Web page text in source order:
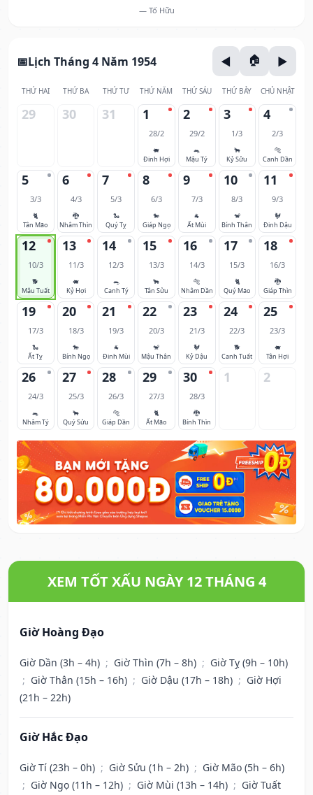
— Tố Hữu
Lịch Tháng 4 Năm 1954
THỨ HAI THỨ BA THỨ TƯ THỨ NĂM THỨ SÁU THỨ BẢY CHỦ NHẬT
29 30 31 1
28/2
🐖
Đinh Hợi
2
29/2
🐀
Mậu Tý
3
1/3
🐂
Kỷ Sửu
4
2/3
🐅
Canh Dần
5
3/3
🐈
Tân Mão
6
4/3
🐉
Nhâm Thìn
7
5/3
🐍
Quý Tỵ
8
6/3
🐎
Giáp Ngọ
9
7/3
🐐
Ất Mùi
10
8/3
🐒
Bính Thân
11
9/3
🐓
Đinh Dậu
12
10/3
🐕
Mậu Tuất
13
11/3
🐖
Kỷ Hợi
14
12/3
🐀
Canh Tý
15
13/3
🐂
Tân Sửu
16
14/3
🐅
Nhâm Dần
17
15/3
🐈
Quý Mão
18
16/3
🐉
Giáp Thìn
19
17/3
🐍
Ất Tỵ
20
18/3
🐎
Bính Ngọ
21
19/3
🐐
Đinh Mùi
22
20/3
🐒
Mậu Thân
23
21/3
🐓
Kỷ Dậu
24
22/3
🐕
Canh Tuất
25
23/3
🐖
Tân Hợi
26
24/3
🐀
Nhâm Tý
27
25/3
🐂
Quý Sửu
28
26/3
🐅
Giáp Dần
29
27/3
🐈
Ất Mão
30
28/3
🐉
Bính Thìn
1 2
XEM TỐT XẤU NGÀY 12 THÁNG 4
Giờ Hoàng Đạo
Giờ Dần (3h – 4h) ; Giờ Thìn (7h – 8h) ; Giờ Tỵ (9h – 10h)
; Giờ Thân (15h – 16h) ; Giờ Dậu (17h – 18h) ; Giờ Hợi
(21h – 22h)
Giờ Hắc Đạo
Giờ Tí (23h – 0h) ; Giờ Sửu (1h – 2h) ; Giờ Mão (5h – 6h)
; Giờ Ngọ (11h – 12h) ; Giờ Mùi (13h – 14h) ; Giờ Tuất